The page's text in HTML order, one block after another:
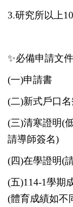
3.研究所以上
✨必備申請文件
(一)申請書
(二)新式戶口
(三)清寒證明(
請導師簽名)
(四)在學證明(
(五)114-1學期
(體育成績如不